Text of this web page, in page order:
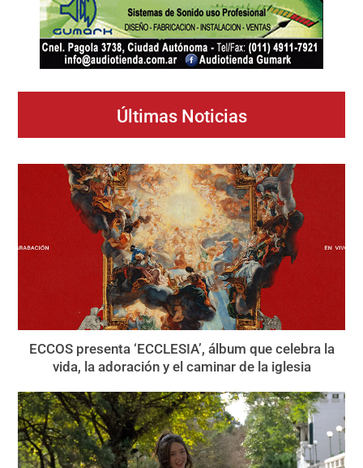
Últimas Noticias
ECCOS presenta ‘ECCLESIA’, álbum que celebra la
vida, la adoración y el caminar de la iglesia